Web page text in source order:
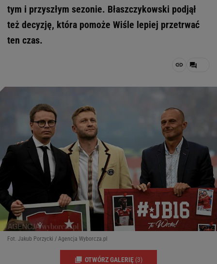
tym i przyszłym sezonie. Błaszczykowski podjął
też decyzję, która pomoże Wiśle lepiej przetrwać
ten czas.
Fot. Jakub Porzycki / Agencja Wyborcza.pl
OTWÓRZ GALERIĘ (3)